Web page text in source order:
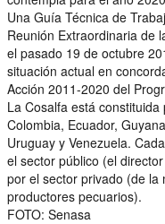
Una Guía Técnica de
Reunión Extraordinaria de
el pasado 19 de octubre
situación actual en
Acción 2011-2020 del
La Cosalfa está
Colombia, Ecuador,
Uruguay y Venezuela.
el sector público (el
por el sector privado (de la
productores pecuarios).
FOTO: Senasa